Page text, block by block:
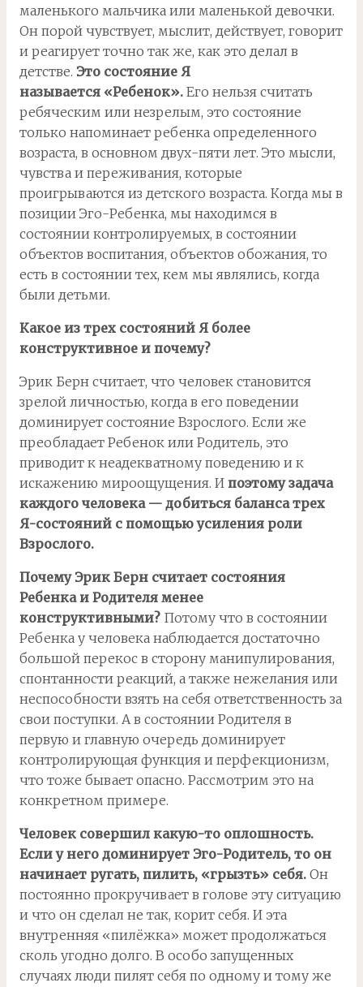
маленького мальчика или маленькой девочки.
Он порой чувствует, мыслит, действует, говорит
и реагирует точно так же, как это делал в
детстве. Это состояние Я
называется «Ребенок». Его нельзя считать
ребяческим или незрелым, это состояние
только напоминает ребенка определенного
возраста, в основном двух-пяти лет. Это мысли,
чувства и переживания, которые
проигрываются из детского возраста. Когда мы в
позиции Эго-Ребенка, мы находимся в
состоянии контролируемых, в состоянии
объектов воспитания, объектов обожания, то
есть в состоянии тех, кем мы являлись, когда
были детьми.
Какое из трех состояний Я более
конструктивное и почему?
Эрик Берн считает, что человек становится
зрелой личностью, когда в его поведении
доминирует состояние Взрослого. Если же
преобладает Ребенок или Родитель, это
приводит к неадекватному поведению и к
искажению мироощущения. И поэтому задача
каждого человека — добиться баланса трех
Я-состояний с помощью усиления роли
Взрослого.
Почему Эрик Берн считает состояния
Ребенка и Родителя менее
конструктивными? Потому что в состоянии
Ребенка у человека наблюдается достаточно
большой перекос в сторону манипулирования,
спонтанности реакций, а также нежелания или
неспособности взять на себя ответственность за
свои поступки. А в состоянии Родителя в
первую и главную очередь доминирует
контролирующая функция и перфекционизм,
что тоже бывает опасно. Рассмотрим это на
конкретном примере.
Человек совершил какую-то оплошность.
Если у него доминирует Эго-Родитель, то он
начинает ругать, пилить, «грызть» себя. Он
постоянно прокручивает в голове эту ситуацию
и что он сделал не так, корит себя. И эта
внутренняя «пилёжка» может продолжаться
сколь угодно долго. В особо запущенных
случаях люди пилят себя по одному и тому же